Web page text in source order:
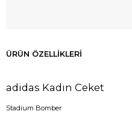
ÜRÜN ÖZELLIKLERI
adidas Kadın Ceket
Stadium Bomber